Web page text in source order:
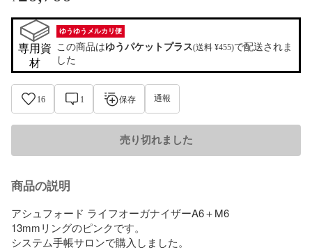
専用資
材
ゆうゆうメルカリ便
この商品はゆうパケットプラス(送料 ¥455)で配送されま
した
16 1 保存 通報
売り切れました
商品の説明
アシュフォード ライフオーガナイザーA6＋M6
13mmリングのピンクです。
システム手帳サロンで購入しました。